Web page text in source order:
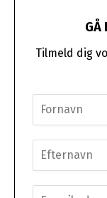
GÅ
Tilmeld dig